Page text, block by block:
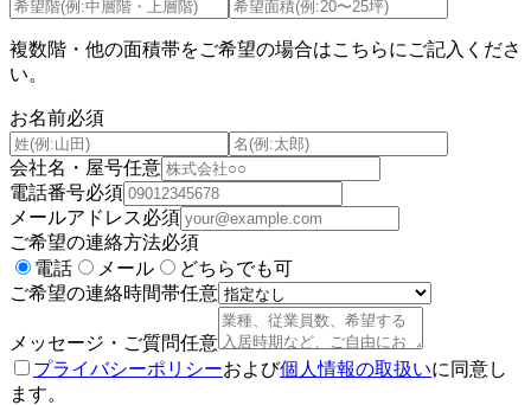
複数階・他の面積帯をご希望の場合はこちらにご記入くださ
い。
お名前必須
会社名・屋号任意
電話番号必須
メールアドレス必須
ご希望の連絡方法必須
電話
メール
どちらでも可
ご希望の連絡時間帯任意
メッセージ・ご質問任意
プライバシーポリシーおよび個人情報の取扱いに同意し
ます。